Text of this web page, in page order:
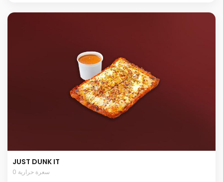
JUST DUNK IT
0 سعرة حرارية